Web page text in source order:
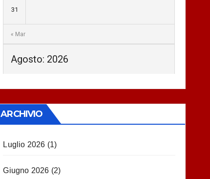
Agosto: 2026
« Mar
31
ARCHIVIO
Luglio 2026 (1)
Giugno 2026 (2)